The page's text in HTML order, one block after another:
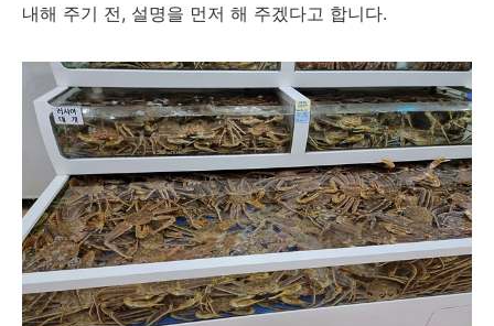
내해 주기 전, 설명을 먼저 해 주겠다고 합니다.